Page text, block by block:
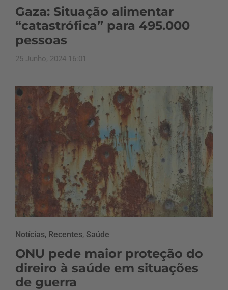
Gaza: Situação alimentar
“catastrófica” para 495.000
pessoas
25 Junho, 2024 16:01
Notícias, Recentes, Saúde
ONU pede maior proteção do
direiro à saúde em situações
de guerra